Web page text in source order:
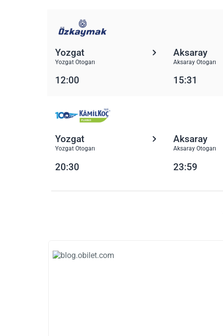
Yozgat
Yozgat Otogarı
Aksaray
Aksaray Otogarı
12:00 15:31
Yozgat
Yozgat Otogarı
Aksaray
Aksaray Otogarı
20:30 23:59